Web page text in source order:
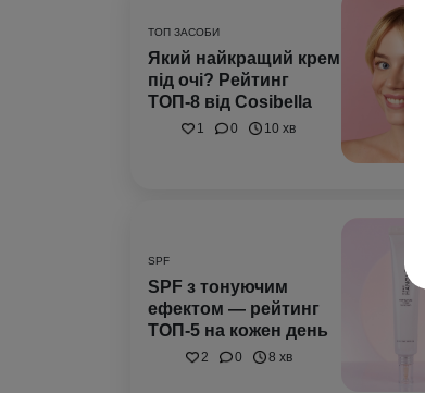
ТОП ЗАСОБИ
Який найкращий крем
під очі? Рейтинг
ТОП-8 від Cosibella
1 0 10 хв
SPF
SPF з тонуючим
ефектом — рейтинг
ТОП-5 на кожен день
2 0 8 хв